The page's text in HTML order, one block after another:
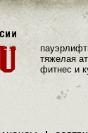
тяжелая
фитнес и